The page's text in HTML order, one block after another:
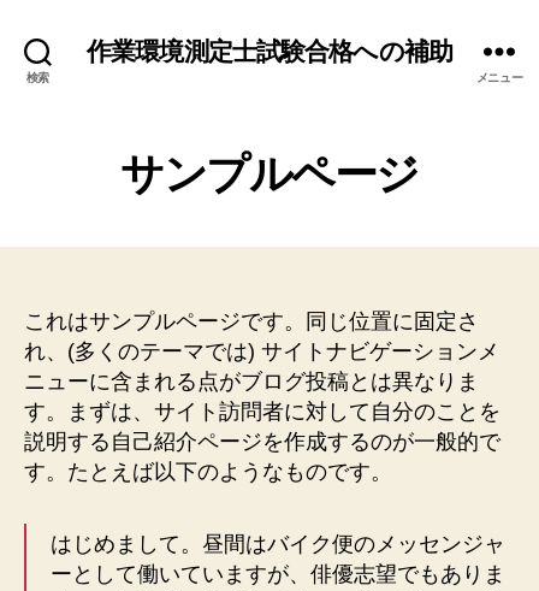
検索
作業環境測定士試験合格への補助
メニュー
サンプルページ
これはサンプルページです。同じ位置に固定さ
れ、(多くのテーマでは) サイトナビゲーションメ
ニューに含まれる点がブログ投稿とは異なりま
す。まずは、サイト訪問者に対して自分のことを
説明する自己紹介ページを作成するのが一般的で
す。たとえば以下のようなものです。
はじめまして。昼間はバイク便のメッセンジャ
ーとして働いていますが、俳優志望でもありま